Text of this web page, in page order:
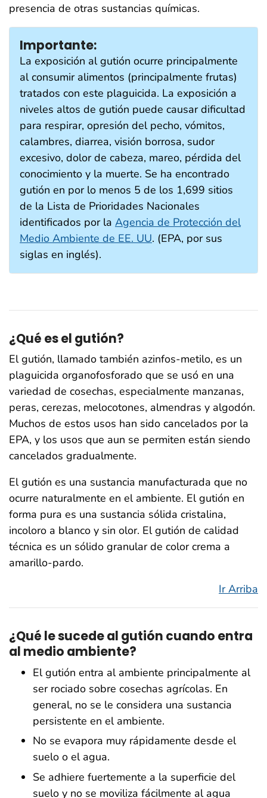
presencia de otras sustancias químicas.
Importante:
La exposición al gutión ocurre principalmente
al consumir alimentos (principalmente frutas)
tratados con este plaguicida. La exposición a
niveles altos de gutión puede causar dificultad
para respirar, opresión del pecho, vómitos,
calambres, diarrea, visión borrosa, sudor
excesivo, dolor de cabeza, mareo, pérdida del
conocimiento y la muerte. Se ha encontrado
gutión en por lo menos 5 de los 1,699 sitios
de la Lista de Prioridades Nacionales
identificados por la Agencia de Protección del
Medio Ambiente de EE. UU. (EPA, por sus
siglas en inglés).
¿Qué es el gutión?
El gutión, llamado también azinfos-metilo, es un
plaguicida organofosforado que se usó en una
variedad de cosechas, especialmente manzanas,
peras, cerezas, melocotones, almendras y algodón.
Muchos de estos usos han sido cancelados por la
EPA, y los usos que aun se permiten están siendo
cancelados gradualmente.
El gutión es una sustancia manufacturada que no
ocurre naturalmente en el ambiente. El gutión en
forma pura es una sustancia sólida cristalina,
incoloro a blanco y sin olor. El gutión de calidad
técnica es un sólido granular de color crema a
amarillo-pardo.
Ir Arriba
¿Qué le sucede al gutión cuando entra
al medio ambiente?
El gutión entra al ambiente principalmente al
ser rociado sobre cosechas agrícolas. En
general, no se le considera una sustancia
persistente en el ambiente.
No se evapora muy rápidamente desde el
suelo o el agua.
Se adhiere fuertemente a la superficie del
suelo y no se moviliza fácilmente al agua